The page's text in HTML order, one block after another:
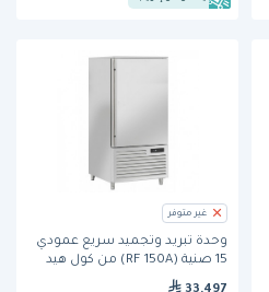
غير متوفر
وحدة تبريد وتجميد سريع عمودي
15 صنية (RF 150A) من كول هيد